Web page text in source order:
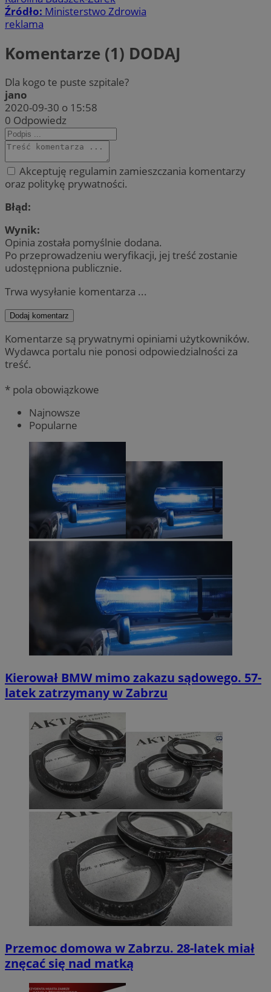
Źródło: Ministerstwo Zdrowia
reklama
Komentarze (1) DODAJ
Dla kogo te puste szpitale?
jano
2020-09-30 o 15:58
0 Odpowiedz
Akceptuję regulamin zamieszczania komentarzy
oraz politykę prywatności.
Błąd:
Wynik:
Opinia została pomyślnie dodana.
Po przeprowadzeniu weryfikacji, jej treść zostanie
udostępniona publicznie.
Trwa wysyłanie komentarza ...
Dodaj komentarz
Komentarze są prywatnymi opiniami użytkowników.
Wydawca portalu nie ponosi odpowiedzialności za
treść.
* pola obowiązkowe
Najnowsze
Popularne
Kierował BMW mimo zakazu sądowego. 57-
latek zatrzymany w Zabrzu
Przemoc domowa w Zabrzu. 28-latek miał
znęcać się nad matką